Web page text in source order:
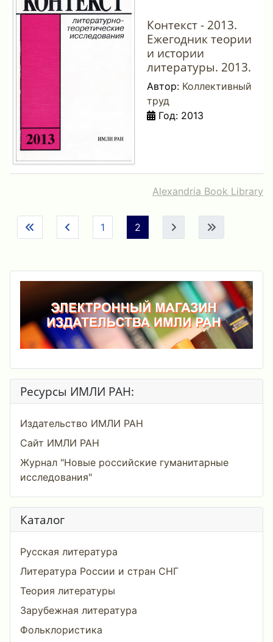
Контекст - 2013.
Ежегодник теории
и истории
литературы. 2013.
Автор: Коллективный
труд
Год: 2013
Alexandria Book Library
1 2
Ресурсы ИМЛИ РАН:
Издательство ИМЛИ РАН
Сайт ИМЛИ РАН
Журнал "Новые российские гуманитарные
исследования"
Каталог
Русская литература
Литература России и стран СНГ
Теория литературы
Зарубежная литература
Фольклористика